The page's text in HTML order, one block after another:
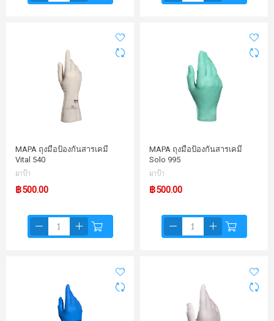
MAPA ถุงมือป้องกันสารเคมี
Vital 540
มาป้า
฿500.00
MAPA ถุงมือป้องกันสารเคมี
Solo 995
มาป้า
฿500.00